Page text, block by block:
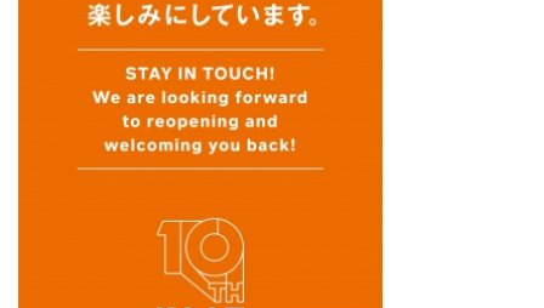
・ レストラン/カフェ
・ 交通案内
・ よくある質問
KAATについて
・ ミッション
・ 芸術監督
KAAT 神奈川芸術劇場